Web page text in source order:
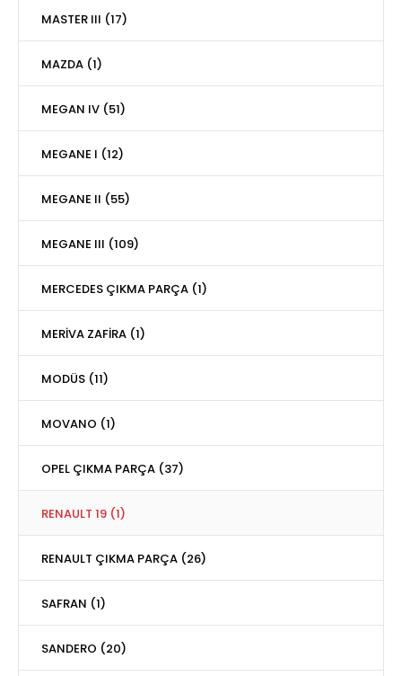
MASTER III (17)
MAZDA (1)
MEGAN IV (51)
MEGANE I (12)
MEGANE II (55)
MEGANE III (109)
MERCEDES ÇIKMA PARÇA (1)
MERİVA ZAFİRA (1)
MODÜS (11)
MOVANO (1)
OPEL ÇIKMA PARÇA (37)
RENAULT 19 (1)
RENAULT ÇIKMA PARÇA (26)
SAFRAN (1)
SANDERO (20)